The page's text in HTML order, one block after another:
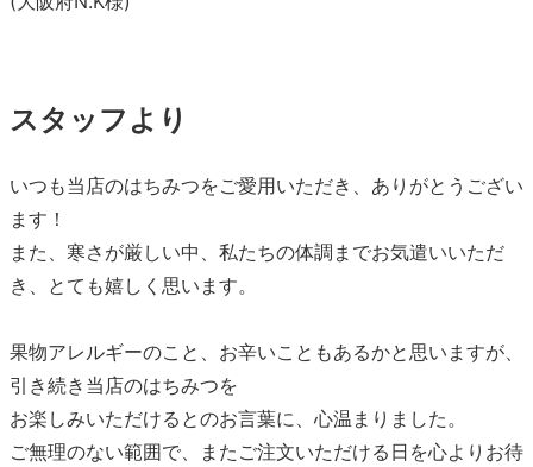
スタッフより
いつも当店のはちみつをご愛用いただき、ありがとうござい
ます！
また、寒さが厳しい中、私たちの体調までお気遣いいただ
き、とても嬉しく思います。
果物アレルギーのこと、お辛いこともあるかと思いますが、
引き続き当店のはちみつを
お楽しみいただけるとのお言葉に、心温まりました。
ご無理のない範囲で、またご注文いただける日を心よりお待